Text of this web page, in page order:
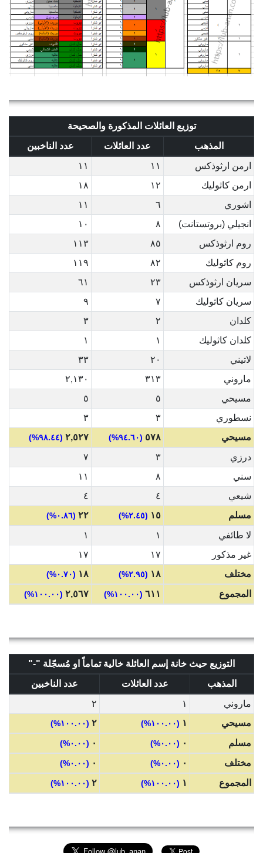
توزيع العائلات المذكورة والصحيحة
المذهب
عدد العائلات
عدد الناخبين
ارمن ارثوذكس
١١
١١
ارمن كاثوليك
١٢
١٨
اشوري
٦
١١
انجيلي (بروتستانت)
٨
١٠
روم ارثوذكس
٨٥
١١٣
روم كاثوليك
٨٢
١١٩
سريان ارثوذكس
٢٣
٦١
سريان كاثوليك
٧
٩
كلدان
٢
٣
كلدان كاثوليك
١
١
لاتيني
٢٠
٣٣
ماروني
٣١٣
٢,١٣٠
مسيحي
٥
٥
نسطوري
٣
٣
مسيحي
٥٧٨ (٩٤.٦٠%) ٢,٥٢٧ (٩٨.٤٤%)
درزي ٣
٧
سني
٨
١١
شيعي
٤
٤
مسلم
١٥ (٢.٤٥%) ٢٢ (٠.٨٦%)
لا طائفي ١
١
غير مذكور
١٧
١٧
مختلف
١٨ (٢.٩٥%) ١٨ (٠.٧٠%)
المجموع ٦١١ (١٠٠.٠٠%) ٢,٥٦٧ (١٠٠.٠٠%)
التوزيع حيث خانة إسم العائلة خالية تماماً او مُسجّلة "-"
المذهب
عدد العائلات
عدد الناخبين
ماروني
١
٢
مسيحي
١ (١٠٠.٠٠%) ٢ (١٠٠.٠٠%)
مسلم ٠ (٠.٠٠%) ٠ (٠.٠٠%)
مختلف ٠ (٠.٠٠%) ٠ (٠.٠٠%)
المجموع ١ (١٠٠.٠٠%) ٢ (١٠٠.٠٠%)